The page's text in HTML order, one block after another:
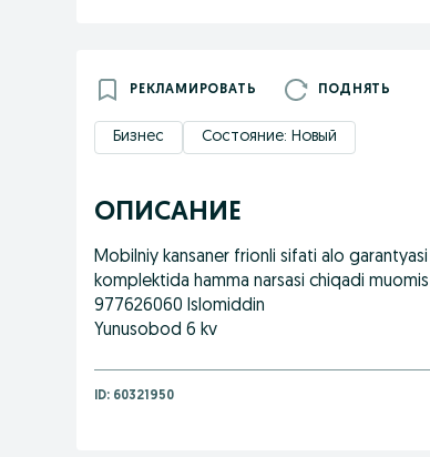
РЕКЛАМИРОВАТЬ ПОДНЯТЬ
Бизнес Состояние: Новый
ОПИСАНИЕ
Mobilniy kansaner frionli sifati alo
komplektida hamma narsasi chiqadi
977626060 Islomiddin
Yunusobod 6 kv
ID: 60321950